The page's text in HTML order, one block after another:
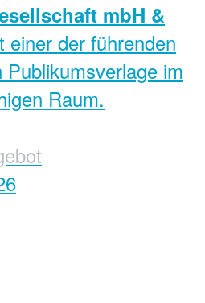
mbH &
einer der führenden
Publikumsverlage im
Raum.